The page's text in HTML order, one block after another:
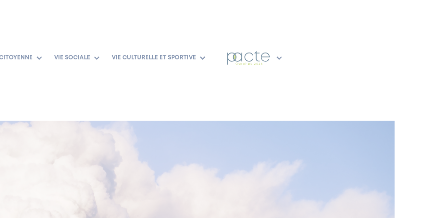
VIE SOCIALE VIE CULTURELLE ET SPORTIVE